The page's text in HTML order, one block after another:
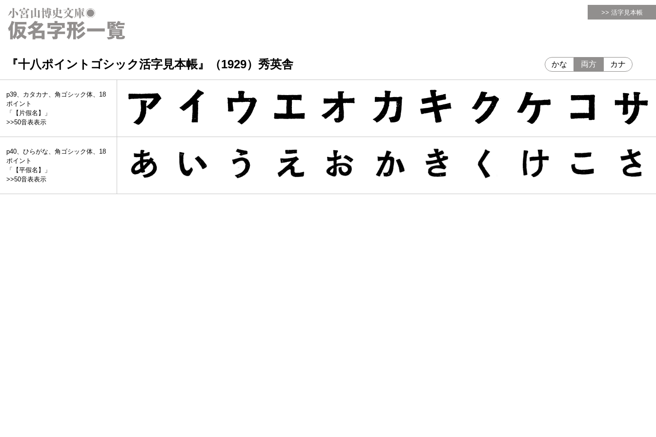
>> 活字見本帳
『十八ポイントゴシック活字見本帳』（1929）秀英舎 かな 両方 カナ
p39、カタカナ、角ゴシック体、18
ポイント
「【片假名】」
>>50音表表示
p40、ひらがな、角ゴシック体、18
ポイント
「【平假名】」
>>50音表表示